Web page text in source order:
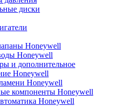
диски
Honeywell
Honeywell
и дополнительное
Honeywell
Honeywell
компоненты Honeywell
Honeywell